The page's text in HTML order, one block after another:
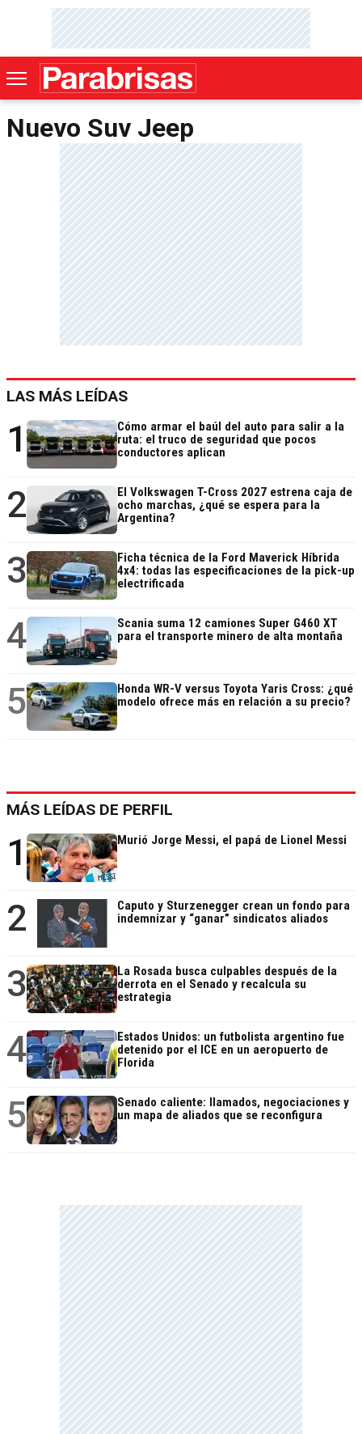
Nuevo Suv Jeep
LAS MÁS LEÍDAS
1
Cómo armar el baúl del auto para salir a la
ruta: el truco de seguridad que pocos
conductores aplican
2
El Volkswagen T-Cross 2027 estrena caja de
ocho marchas, ¿qué se espera para la
Argentina?
3
Ficha técnica de la Ford Maverick Híbrida
4x4: todas las especificaciones de la pick-up
electrificada
4
Scania suma 12 camiones Super G460 XT
para el transporte minero de alta montaña
5
Honda WR-V versus Toyota Yaris Cross: ¿qué
modelo ofrece más en relación a su precio?
MÁS LEÍDAS DE PERFIL
1 Murió Jorge Messi, el papá de Lionel Messi
2
Caputo y Sturzenegger crean un fondo para
indemnizar y “ganar” sindicatos aliados
3
La Rosada busca culpables después de la
derrota en el Senado y recalcula su
estrategia
4
Estados Unidos: un futbolista argentino fue
detenido por el ICE en un aeropuerto de
Florida
5
Senado caliente: llamados, negociaciones y
un mapa de aliados que se reconfigura